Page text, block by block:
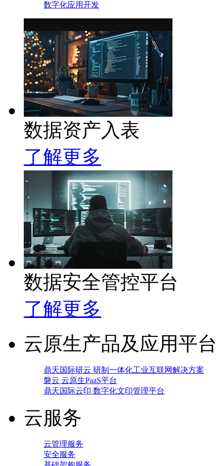
数字化应用开发
数据资产入表
了解更多
数据安全管控平台
了解更多
云原生产品及应用平台
鼎天国际研云 研制一体化工业互联网解决方案
磐云 云原生PaaS平台
鼎天国际云印 数字化文印管理平台
云服务
云管理服务
安全服务